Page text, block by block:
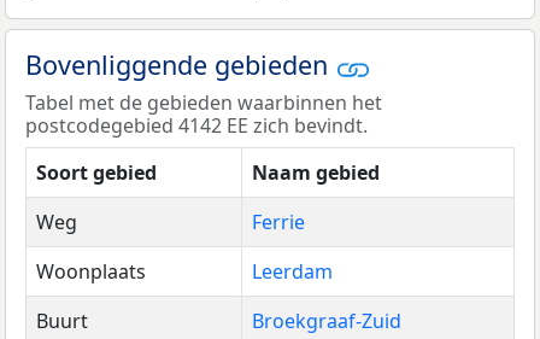
Bovenliggende gebieden
Tabel met de gebieden waarbinnen het
postcodegebied 4142 EE zich bevindt.
Soort gebied
Naam gebied
Weg
Ferrie
Woonplaats
Leerdam
Buurt
Broekgraaf-Zuid